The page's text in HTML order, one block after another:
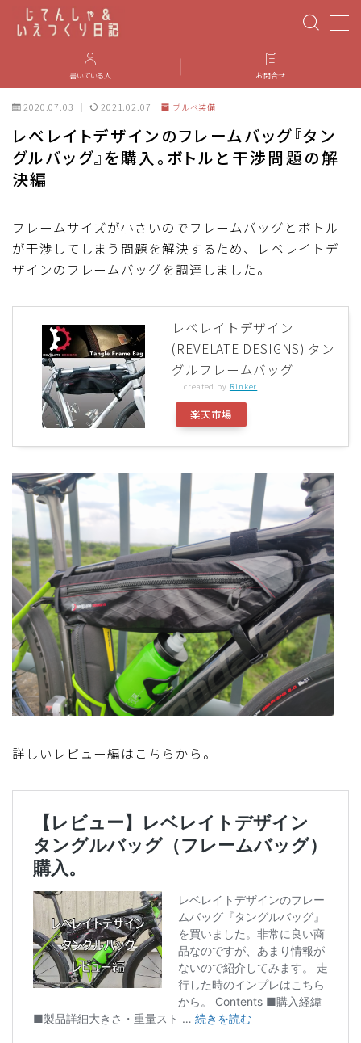
PBP(Paris-Brest-Paris)
エベレスティング
iGPSPORT
ブルベ装備
ディスクブレーキ
Di2関連
ブルべレポート2025
ブルべレポート2024
ブルべレポート2023
ブルベレポート2022
ブルべレポート2021
ブルベレポート2020
ブルベレポート2019
ブルベレポート2018
ブルベレポート2017
ブルベレポート2016
ブルべレポート2015
ブルべレポート2014
ブルべレポート2013
書いている人 お問合せ
2020.07.03 2021.02.07 ブルベ装備
レベレイトデザインのフレームバッグ『タン
グルバッグ』を購入。ボトルと干渉問題の解
決編
フレームサイズが小さいのでフレームバッグとボトル
が干渉してしまう問題を解決するため、レベレイトデ
ザインのフレームバッグを調達しました。
レベレイトデザイン
(REVELATE DESIGNS) タン
グルフレームバッグ
created by Rinker
楽天市場
詳しいレビュー編はこちらから。